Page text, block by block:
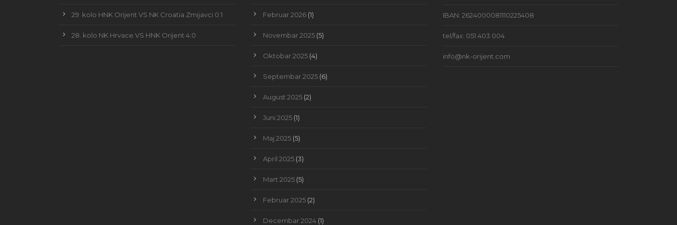
29. kolo HNK Orijent VS NK Croatia Zmijavci 0:1
28. kolo NK Hrvace VS HNK Orijent 4:0
Februar 2026(1)
Novembar 2025(5)
Oktobar 2025(4)
Septembar 2025(6)
August 2025(2)
Juni 2025(1)
Maj 2025(5)
April 2025(3)
Mart 2025(5)
Februar 2025(2)
Decembar 2024(1)
IBAN: 2624000081110225408
tel/fax: 051 403 004
info@nk-orijent.com